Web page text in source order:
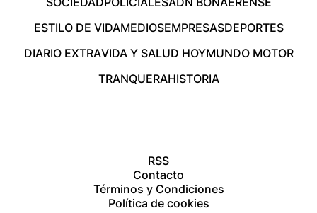
ESTILO DE VIDAMEDIOSEMPRESASDEPORTES
DIARIO EXTRAVIDA Y SALUD HOYMUNDO MOTOR
TRANQUERAHISTORIA
RSS
Contacto
Términos y Condiciones
Política de cookies